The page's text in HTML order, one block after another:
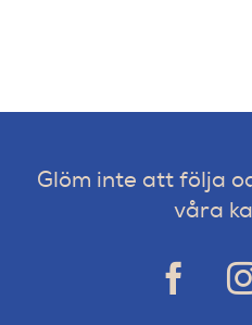
Glöm inte att följa
våra